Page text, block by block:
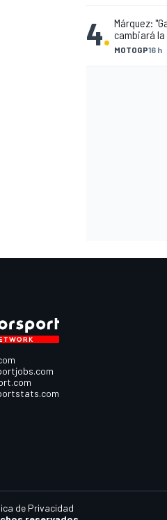
4. MOTOGP16 h
Márquez:
cambiará
de Privacidad